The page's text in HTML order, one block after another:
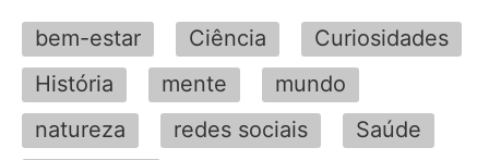
bem-estar Ciência
Curiosidades
História
mente
mundo
natureza
redes sociais
Saúde